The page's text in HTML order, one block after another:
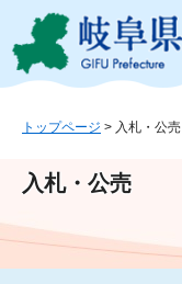
ジ
ュ
文
トップページ > 入札・公売
入札・公売